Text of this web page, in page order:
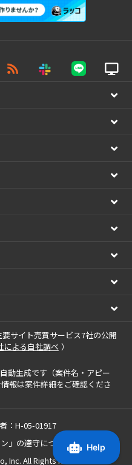
サイト売買サービス7社の公開
による自社調べ ）
動生成です（案件名・アピー
報は案件詳細をご確認くださ
：H-05-01917
」の遵守について
Inc. All Rights Reserved.